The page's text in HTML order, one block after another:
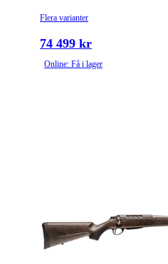
Flera varianter
74 499 kr
Online: Få i lager